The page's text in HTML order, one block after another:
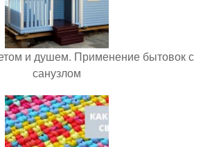
и душем. Применение бытовок с
санузлом